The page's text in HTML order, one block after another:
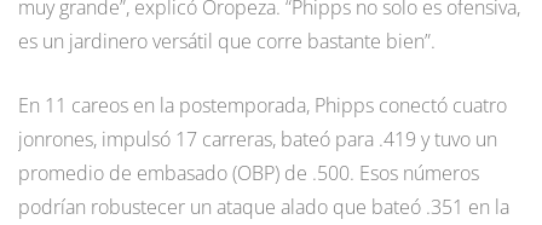
muy grande”, explicó Oropeza. “Phipps no solo es ofensiva,
es un jardinero versátil que corre bastante bien”.
En 11 careos en la postemporada, Phipps conectó cuatro
jonrones, impulsó 17 carreras, bateó para .419 y tuvo un
promedio de embasado (OBP) de .500. Esos números
podrían robustecer un ataque alado que bateó .351 en la